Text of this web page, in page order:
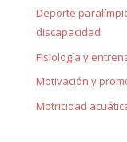
Deporte
discapacidad
Fisiología y
Motivación y
Motricidad